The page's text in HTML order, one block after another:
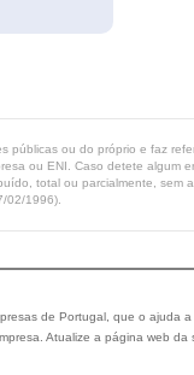
ou do próprio e faz
ou ENI. Caso detete algum
total ou parcialmente, sem
02/1996).
de Portugal, que o ajuda
Atualize a página web